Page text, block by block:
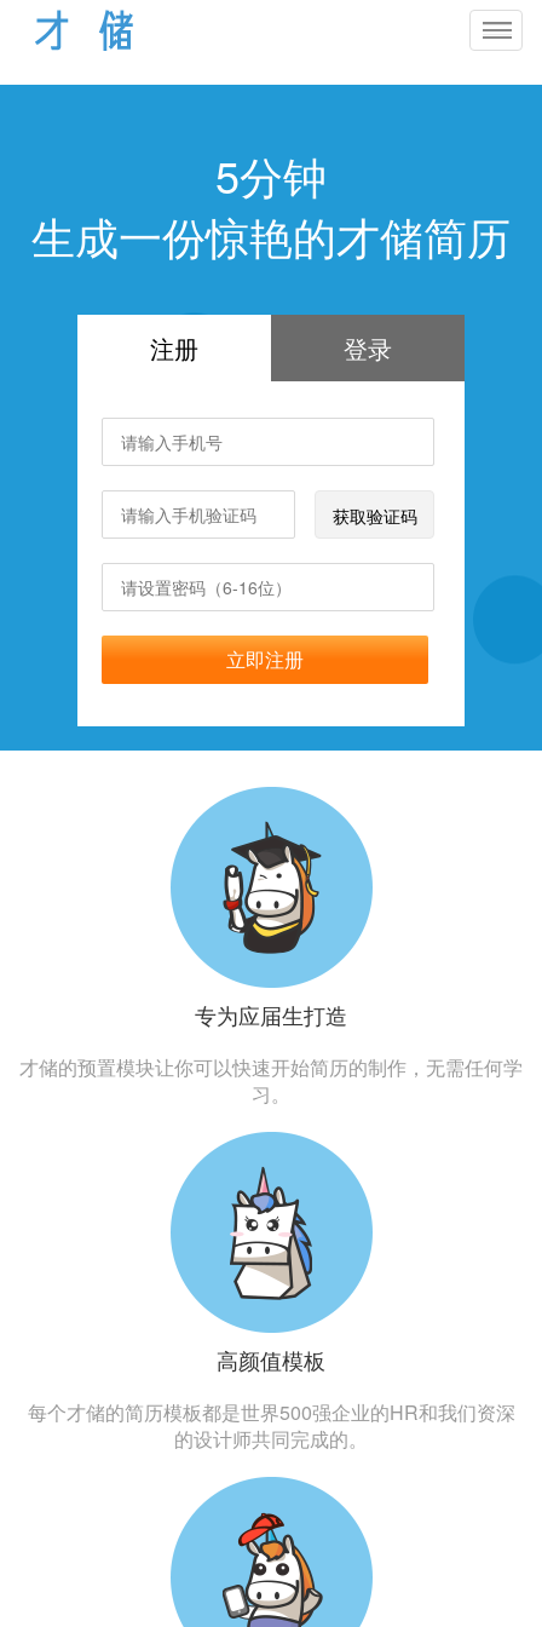
5分钟
生成一份惊艳的才储简历
注册 登录
获取验证码
专为应届生打造
才储的预置模块让你可以快速开始简历的制作，无需任何学
习。
高颜值模板
每个才储的简历模板都是世界500强企业的HR和我们资深
的设计师共同完成的。